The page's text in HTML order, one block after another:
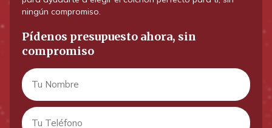
ningún compromiso.
Pídenos presupuesto ahora, sin
compromiso